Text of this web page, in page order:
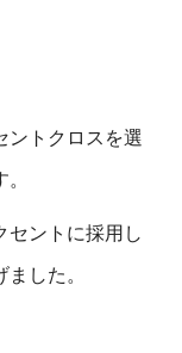
ントクロスを選
セントに採用し
した。